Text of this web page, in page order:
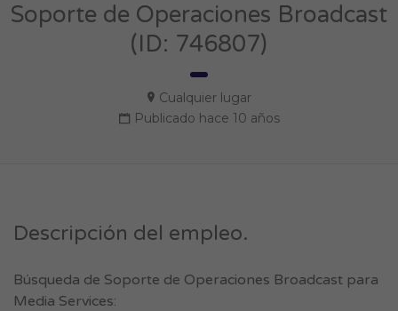
Soporte de Operaciones Broadcast
(ID: 746807)
Cualquier lugar
Publicado hace 10 años
Descripción del empleo.
Búsqueda de Soporte de Operaciones Broadcast para
Media Services: